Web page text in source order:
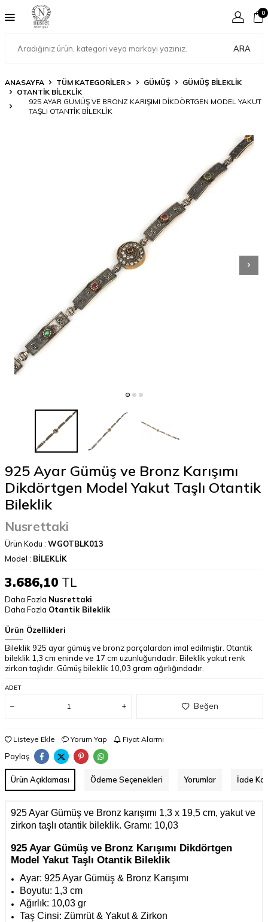
ARA
0
ANASAYFA TÜM KATEGORİLER > GÜMÜŞ
GÜMÜŞ BILEKLIK
OTANTIK BILEKLIK
925 AYAR GÜMÜŞ VE BRONZ KARIŞIMI DIKDÖRTGEN MODEL YAKUT
TAŞLI OTANTIK BILEKLIK
925 Ayar Gümüş ve Bronz Karışımı
Dikdörtgen Model Yakut Taşlı Otantik
Bileklik
Nusrettaki
Ürün Kodu : WGOTBLK013
Model : BİLEKLİK
3.686,10 TL
Daha Fazla Nusrettaki
Daha Fazla Otantik Bileklik
Ürün Özellikleri
Bileklik 925 ayar gümüş ve bronz parçalardan imal edilmiştir. Otantik
bileklik 1,3 cm eninde ve 17 cm uzunluğundadır. Bileklik yakut renk
zirkon taşlıdır. Gümüş bileklik 10,03 gram ağırlığındadır.
ADET
Beğen
Listeye Ekle Yorum Yap Fiyat Alarmı
Paylaş
Ürün Açıklaması Ödeme Seçenekleri Yorumlar İade
925 Ayar Gümüş ve Bronz karışımı 1,3 x 19,5 cm, yakut ve
zirkon taşlı otantik bileklik. Gramı: 10,03
925 Ayar Gümüş ve Bronz Karışımı Dikdörtgen
Model Yakut Taşlı Otantik Bileklik
Ayar: 925 Ayar Gümüş & Bronz Karışımı
Boyutu: 1,3 cm
Ağırlık: 10,03 gr
Taş Cinsi: Zümrüt & Yakut & Zirkon